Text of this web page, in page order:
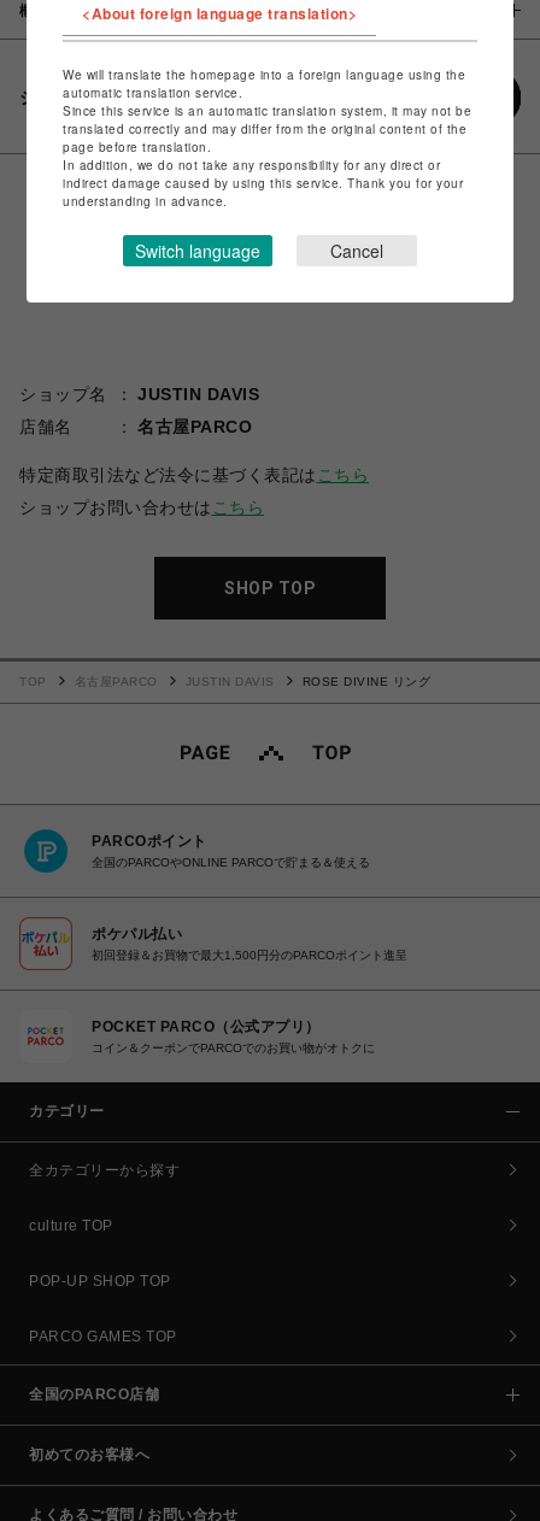
概要
シェアする
ショップ名
JUSTIN DAVIS
店舗名
名古屋PARCO
特定商取引法など法令に基づく表記は こちら
ショップお問い合わせは こちら
SHOP TOP
TOP 名古屋PARCO JUSTIN DAVIS ROSE DIVINE リング
PARCOポイント
全国のPARCOやONLINE PARCOで貯まる＆使える
ポケパル払い
初回登録＆お買物で最大1,500円分のPARCOポイント進呈
POCKET PARCO（公式アプリ）
コイン＆クーポンでPARCOでのお買い物がオトクに
カテゴリー
全カテゴリーから探す
culture TOP
POP-UP SHOP TOP
PARCO GAMES TOP
全国のPARCO店舗
初めてのお客様へ
よくあるご質問 / お問い合わせ
<About foreign language translation>
We will translate the homepage into a foreign language using the
automatic translation service.
Since this service is an automatic translation system, it may not be
translated correctly and may differ from the original content of the
page before translation.
In addition, we do not take any responsibility for any direct or
indirect damage caused by using this service. Thank you for your
understanding in advance.
Switch language Cancel